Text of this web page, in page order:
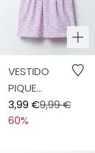
VESTIDO
PIQUE
ALLOVER
PRINT
3,99 €9,99 €
60%